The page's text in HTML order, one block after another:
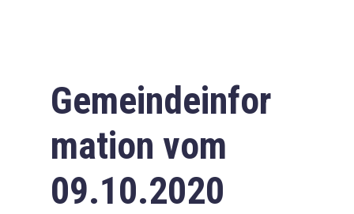
Gemeindeinfor
mation vom
09.10.2020